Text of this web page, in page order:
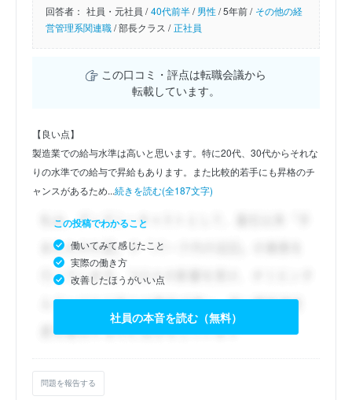
回答者： 社員・元社員 / 40代前半/男性/5年前 / その他の経
営管理系関連職/部長クラス / 正社員
この口コミ・評点は転職会議から
転載しています。
【良い点】
製造業での給与水準は高いと思います。特に20代、30代からそれな
りの水準での給与で昇給もあります。また比較的若手にも昇格のチ
ャンスがあるため...続きを読む(全187文字)
この投稿でわかること
働いてみて感じたこと
実際の働き方
改善したほうがいい点
社員の本音を読む（無料）
問題を報告する